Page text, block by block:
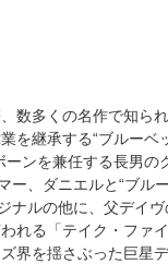
数多くの名作で知ら
を継承する“ブルーベ
ンを兼任する長男の
ー、ダニエルと“ブル
ナルの他に、父デイ
れる「テイク・ファ
界を揺さぶった巨星